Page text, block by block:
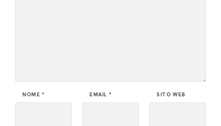
NOME * EMAIL * SITO WEB